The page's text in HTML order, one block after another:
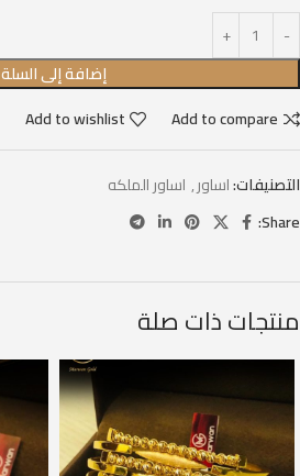
إضافة إلى السلة
Add to compare
Add to wishlist
التصنيفات:اساور, اساور الملكه
Share:
منتجات ذات صلة